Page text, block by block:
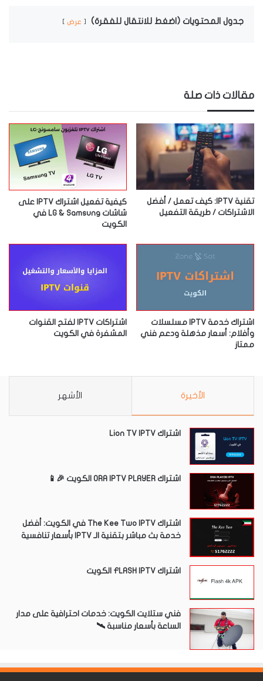
جدول المحتويات (اضغط للانتقال للفقرة) عرض
مقالات ذات صلة
تقنية IPTV: كيف تعمل / أفضل
الاشتراكات / طريقة التفعيل
كيفية تفعيل اشتراك IPTV على
شاشات LG & Samsung في
الكويت
اشتراك خدمة IPTV مسلسلات
وأفلام: أسعار مذهلة ودعم فني
ممتاز
اشتراكات IPTV لفتح القنوات
المشفرة في الكويت
الأخيرة الأشهر
اشتراك Lion TV IPTV
اشتراك ORA IPTV PLAYER الكويت 🎉📱
اشتراك The Kee Two IPTV في الكويت: أفضل
خدمة بث مباشر بتقنية الـ IPTV بأسعار تنافسية
اشتراك FLASH IPTV الكويت
فني ستلايت الكويت: خدمات احترافية على مدار
الساعة بأسعار مناسبة 🛰️